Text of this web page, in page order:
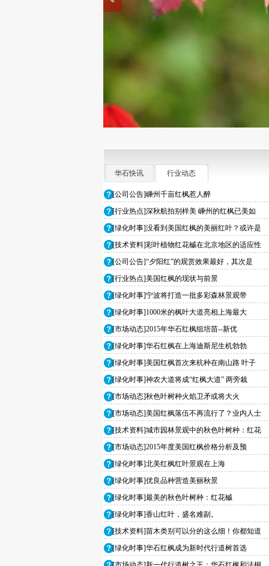
华石快讯 行业动态
[公司公告]嵊州千亩红枫惹人醉
[行业热点]深秋航拍别样美 嵊州的红枫已美如
[绿化时事]没看到美国红枫的美丽红叶？或许是
[技术资料]彩叶植物红花槭在北京地区的适应性
[公司公告]“夕阳红”的观赏效果最好，其次是
[行业热点]美国红枫的现状与前景
[绿化时事]宁波将打造一批多彩森林景观带
[绿化时事]1000米的枫叶大道亮相上海最大
[市场动态]2015年华石红枫组培苗--新优
[绿化时事]华石红枫在上海迪斯尼生机勃勃
[绿化时事]美国红枫首次来杭种在南山路 叶子
[绿化时事]神农大道将成“红枫大道” 两旁栽
[市场动态]秋色叶树种火焰卫矛或将大火
[市场动态]美国红枫落伍不再流行了？业内人士
[技术资料]城市园林景观中的秋色叶树种：红花
[市场动态]2015年度美国红枫价格分析及预
[绿化时事]北美红枫红叶景观在上海
[绿化时事]优良品种营造美丽秋景
[绿化时事]最美的秋色叶树种：红花槭
[绿化时事]香山红叶，盛名难副。
[技术资料]苗木类别可以分的这么细！你都知道
[绿化时事]华石红枫成为新时代行道树首选